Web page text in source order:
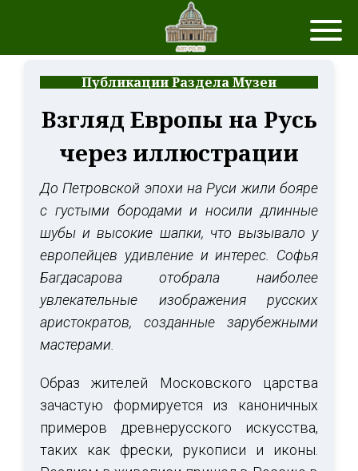
Публикации Раздела Музеи
Взгляд Европы на Русь
через иллюстрации
До Петровской эпохи на Руси жили бояре
с густыми бородами и носили длинные
шубы и высокие шапки, что вызывало у
европейцев удивление и интерес. Софья
Багдасарова отобрала наиболее
увлекательные изображения русских
аристократов, созданные зарубежными
мастерами.
Образ жителей Московского царства
зачастую формируется из каноничных
примеров древнерусского искусства,
таких как фрески, рукописи и иконы.